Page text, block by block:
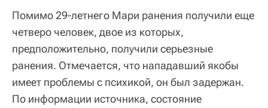
Помимо 29-летнего Мари ранения получили еще
четверо человек, двое из которых,
предположительно, получили серьезные
ранения. Отмечается, что нападавший якобы
имеет проблемы с психикой, он был задержан.
По информации источника, состояние